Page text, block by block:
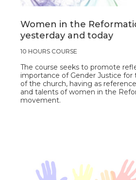
Women in the
yesterday and today
10 HOURS COURSE
The course seeks to promote
importance of Gender Justice for
of the church, having as
and talents of women in the
movement.